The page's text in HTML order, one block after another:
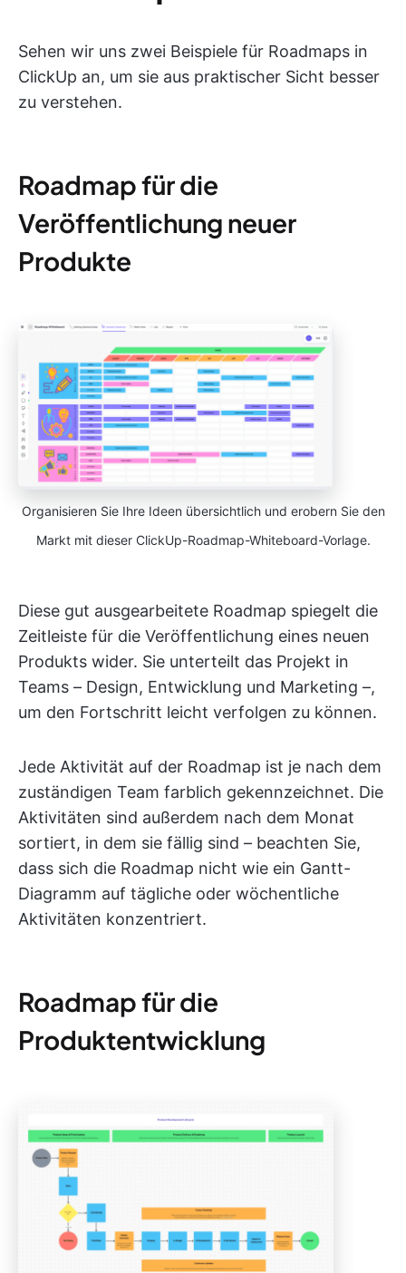
Sehen wir uns zwei Beispiele für Roadmaps in
ClickUp an, um sie aus praktischer Sicht besser
zu verstehen.
Roadmap für die
Veröffentlichung neuer
Produkte
Organisieren Sie Ihre Ideen übersichtlich und erobern Sie den
Markt mit dieser ClickUp-Roadmap-Whiteboard-Vorlage.
Diese gut ausgearbeitete Roadmap spiegelt die
Zeitleiste für die Veröffentlichung eines neuen
Produkts wider. Sie unterteilt das Projekt in
Teams – Design, Entwicklung und Marketing –,
um den Fortschritt leicht verfolgen zu können.
Jede Aktivität auf der Roadmap ist je nach dem
zuständigen Team farblich gekennzeichnet. Die
Aktivitäten sind außerdem nach dem Monat
sortiert, in dem sie fällig sind – beachten Sie,
dass sich die Roadmap nicht wie ein Gantt-
Diagramm auf tägliche oder wöchentliche
Aktivitäten konzentriert.
Roadmap für die
Produktentwicklung